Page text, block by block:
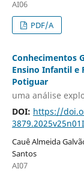
AI06
PDF/A
Conhecimentos
Ensino Infantil e
Potiguar
uma análise
DOI: https://
Cauê Almeida
Santos
AI07